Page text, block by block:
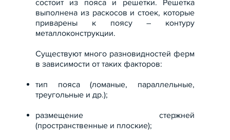
состоит из пояса и решетки. Решетка
выполнена из раскосов и стоек, которые
приварены к поясу – контуру
металлоконструкции.
Существуют много разновидностей ферм
в зависимости от таких факторов:
тип пояса (ломаные, параллельные,
треугольные и др.);
размещение стержней
(пространственные и плоские);